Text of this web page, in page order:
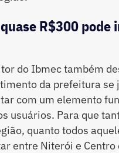
R$300 pode
do Ibmec também
da prefeitura se
com um elemento
usuários. Para que
quanto todos
entre Niterói e Centro